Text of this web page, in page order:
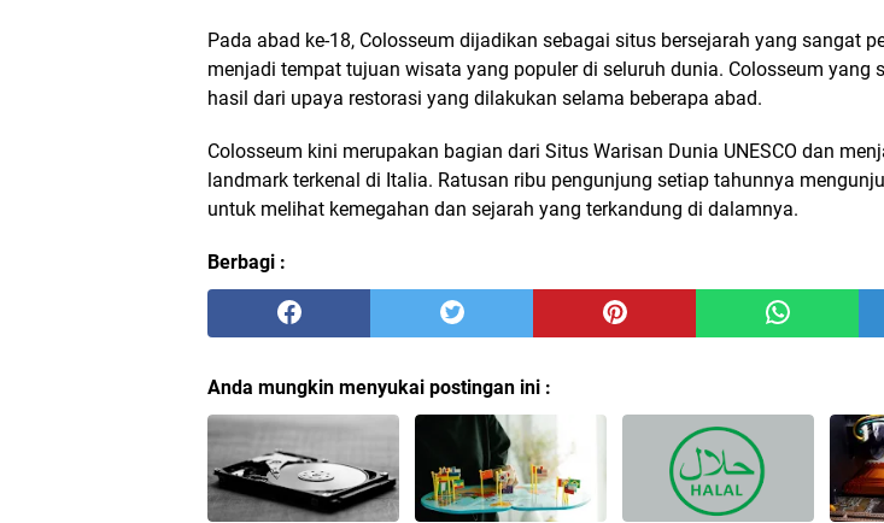
Pada abad ke-18, Colosseum dijadikan sebagai situs bersejarah yang sangat
menjadi tempat tujuan wisata yang populer di seluruh dunia. Colosseum yang
hasil dari upaya restorasi yang dilakukan selama beberapa abad.
Colosseum kini merupakan bagian dari Situs Warisan Dunia UNESCO dan
landmark terkenal di Italia. Ratusan ribu pengunjung setiap tahunnya
untuk melihat kemegahan dan sejarah yang terkandung di dalamnya.
Berbagi :
Anda mungkin menyukai postingan ini :